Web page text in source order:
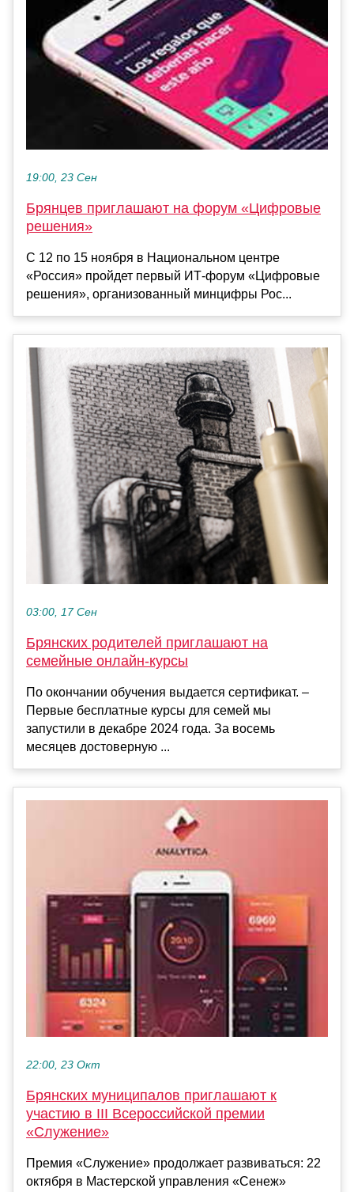
19:00, 23 Сен
Брянцев приглашают на форум «Цифровые
решения»
С 12 по 15 ноября в Национальном центре
«Россия» пройдет первый ИТ-форум «Цифровые
решения», организованный минцифры Рос...
03:00, 17 Сен
Брянских родителей приглашают на
семейные онлайн-курсы
По окончании обучения выдается сертификат. –
Первые бесплатные курсы для семей мы
запустили в декабре 2024 года. За восемь
месяцев достоверную ...
22:00, 23 Окт
Брянских муниципалов приглашают к
участию в III Всероссийской премии
«Служение»
Премия «Служение» продолжает развиваться: 22
октября в Мастерской управления «Сенеж»